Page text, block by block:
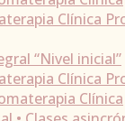
Clínica
“Nivel inicial”
Clínica
Clínica